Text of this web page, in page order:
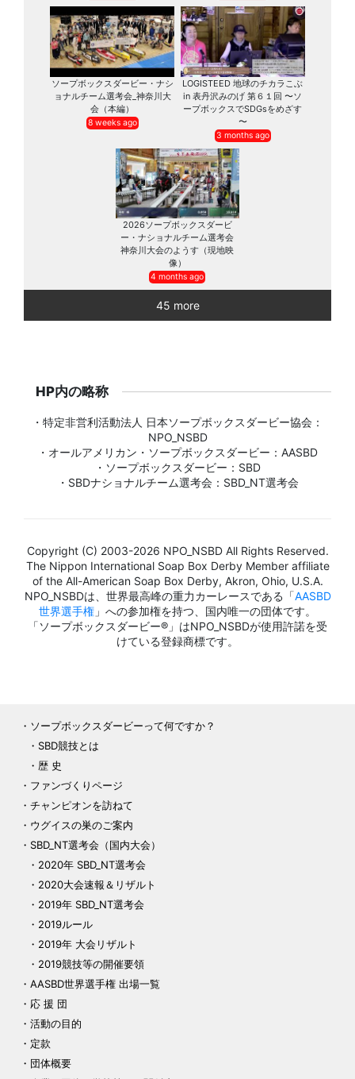
ソープボックスダービー・ナシ
ョナルチーム選考会_神奈川大
会（本編）
8 weeks ago
LOGISTEED 地球のチカラこぶ
in 表丹沢みのげ 第６１回 〜ソ
ープボックスでSDGsをめざす
〜
3 months ago
2026ソープボックスダービ
ー・ナショナルチーム選考会
神奈川大会のようす（現地映
像）
4 months ago
45 more
HP内の略称
・特定非営利活動法人 日本ソープボックスダービー協会：
NPO_NSBD
・オールアメリカン・ソープボックスダービー：AASBD
・ソープボックスダービー：SBD
・SBDナショナルチーム選考会：SBD_NT選考会
Copyright (C) 2003-2026 NPO_NSBD All Rights Reserved.
The Nippon International Soap Box Derby Member affiliate
of the All-American Soap Box Derby, Akron, Ohio, U.S.A.
NPO_NSBDは、世界最高峰の重力カーレースである「AASBD
世界選手権 」への参加権を持つ、国内唯一の団体です。
「ソープボックスダービー®」はNPO_NSBDが使用許諾を受
けている登録商標です。
ソープボックスダービーって何ですか？
SBD競技とは
歴 史
ファンづくりページ
チャンピオンを訪ねて
ウグイスの巣のご案内
SBD_NT選考会（国内大会）
2020年 SBD_NT選考会
2020大会速報＆リザルト
2019年 SBD_NT選考会
2019ルール
2019年 大会リザルト
2019競技等の開催要領
AASBD世界選手権 出場一覧
応 援 団
活動の目的
定款
団体概要